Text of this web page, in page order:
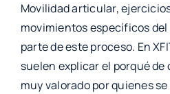
Movilidad articular,
movimientos específicos
parte de este proceso. En
suelen explicar el porqué
muy valorado por quienes